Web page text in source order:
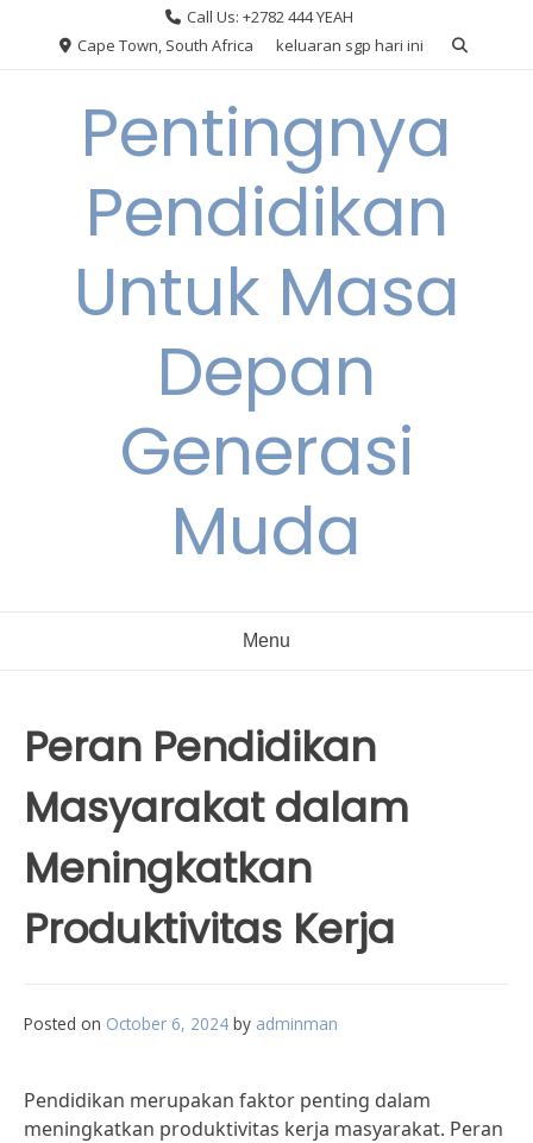
Call Us: +2782 444 YEAH
Cape Town, South Africa
keluaran sgp hari ini
Pentingnya
Pendidikan
Untuk Masa
Depan
Generasi
Muda
Menu
Peran Pendidikan
Masyarakat dalam
Meningkatkan
Produktivitas Kerja
Posted on October 6, 2024 by adminman
Pendidikan merupakan faktor penting dalam
meningkatkan produktivitas kerja masyarakat. Peran